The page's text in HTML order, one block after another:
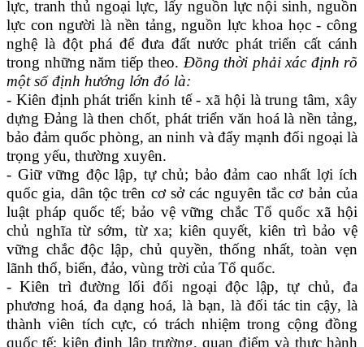
lực, tranh thủ ngoại lực, lấy nguồn lực nội sinh, nguồn
lực con người là nền tảng, nguồn lực khoa học - công
nghệ là đột phá để đưa đất nước phát triển cất cánh
trong những năm tiếp theo. Đồng thời phải xác định rõ
một số định hướng lớn đó là:
- Kiên định phát triển kinh tế - xã hội là trung tâm, xây
dựng Đảng là then chốt, phát triển văn hoá là nền tảng,
bảo đảm quốc phòng, an ninh và đẩy mạnh đối ngoại là
trọng yếu, thường xuyên.
- Giữ vững độc lập, tự chủ; bảo đảm cao nhất lợi ích
quốc gia, dân tộc trên cơ sở các nguyên tắc cơ bản của
luật pháp quốc tế; bảo vệ vững chắc Tổ quốc xã hội
chủ nghĩa từ sớm, từ xa; kiên quyết, kiên trì bảo vệ
vững chắc độc lập, chủ quyền, thống nhất, toàn vẹn
lãnh thổ, biển, đảo, vùng trời của Tổ quốc.
- Kiên trì đường lối đối ngoại độc lập, tự chủ, đa
phương hoá, đa dạng hoá, là bạn, là đối tác tin cậy, là
thành viên tích cực, có trách nhiệm trong cộng đồng
quốc tế; kiên định lập trường, quan điểm và thực hành